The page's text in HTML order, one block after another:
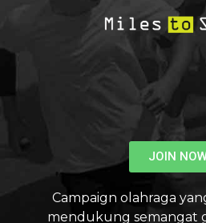
JOIN
Campaign olahraga
mendukung semangat